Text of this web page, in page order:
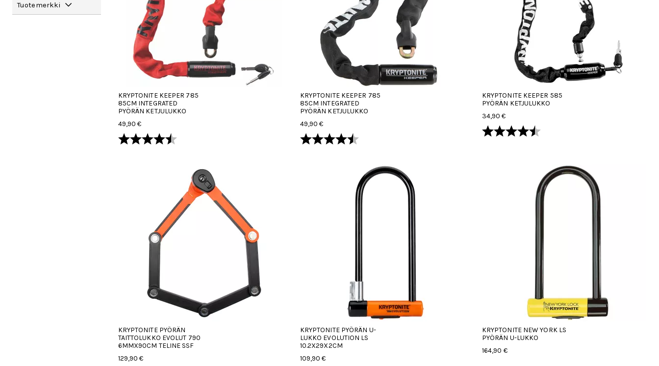
Tuotemerkki
KRYPTONITE KEEPER 785
85CM INTEGRATED
PYÖRÄN KETJULUKKO
49,90 €
Arvio: 4.3 5:sta tähdestä
KRYPTONITE KEEPER 785
85CM INTEGRATED
PYÖRÄN KETJULUKKO
49,90 €
Arvio: 4.3 5:sta tähdestä
KRYPTONITE KEEPER 585
PYÖRÄN KETJULUKKO
34,90 €
Arvio: 4.5 5:sta tähdestä
KRYPTONITE PYÖRÄN
TAITTOLUKKO EVOLUT 790
6MMX90CM TELINE SSF
129,90 €
KRYPTONITE PYÖRÄN U-
LUKKO EVOLUTION LS
10.2X29X2CM
109,90 €
KRYPTONITE NEW YORK LS
PYÖRÄN U-LUKKO
164,90 €